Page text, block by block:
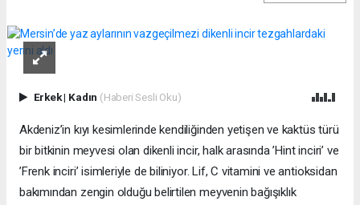
Erkek| Kadın (Haberi Sesli Oku)
Akdeniz’in kıyı kesimlerinde kendiliğinden yetişen ve kaktüs türü
bir bitkinin meyvesi olan dikenli incir, halk arasında ’Hint inciri’ ve
’Frenk inciri’ isimleriyle de biliniyor. Lif, C vitamini ve antioksidan
bakımından zengin olduğu belirtilen meyvenin bağışıklık